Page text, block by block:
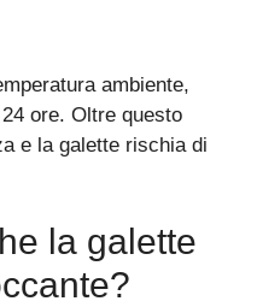
ambiente,
ore. Oltre questo
e la galette rischia di
la galette